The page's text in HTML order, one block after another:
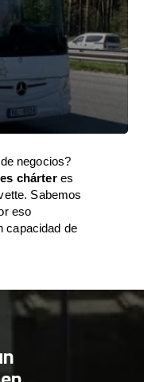
negocios?
chárteres
Sabemos
eso
capacidad de